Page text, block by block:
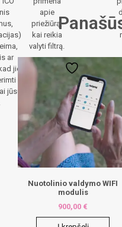
ar
jie
jūsų
apie
priežiūrą,
kai reikia
valyti filtrą.
Nuotolinio valdymo WIFI
modulis
900,00 €